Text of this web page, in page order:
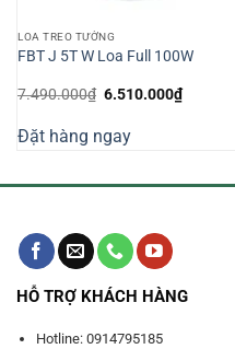
LOA TREO TƯỜNG
FBT J 5T W Loa Full 100W
7.490.000₫ Giá
7.490.000₫.
6.510.000₫Giá
hiện
Đặt hàng ngay
HỖ TRỢ KHÁCH HÀNG
Hotline: 0914795185